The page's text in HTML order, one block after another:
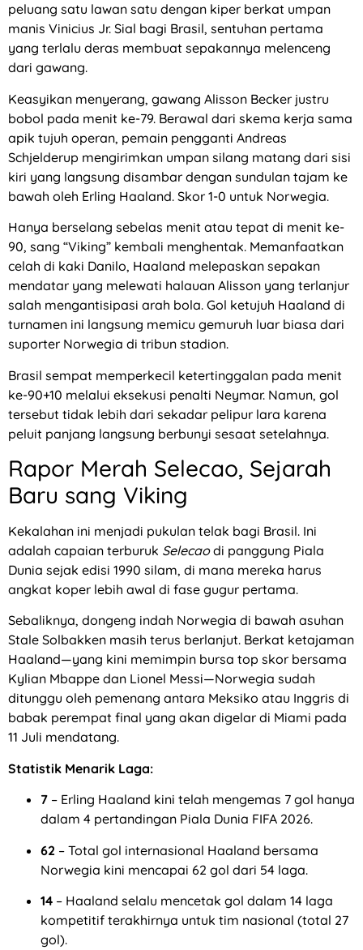
peluang satu lawan satu dengan kiper berkat umpan
manis Vinicius Jr. Sial bagi Brasil, sentuhan pertama
yang terlalu deras membuat sepakannya melenceng
dari gawang.
Keasyikan menyerang, gawang Alisson Becker justru
bobol pada menit ke-79. Berawal dari skema kerja sama
apik tujuh operan, pemain pengganti Andreas
Schjelderup mengirimkan umpan silang matang dari sisi
kiri yang langsung disambar dengan sundulan tajam ke
bawah oleh Erling Haaland. Skor 1-0 untuk Norwegia.
Hanya berselang sebelas menit atau tepat di menit ke-
90, sang “Viking” kembali menghentak. Memanfaatkan
celah di kaki Danilo, Haaland melepaskan sepakan
mendatar yang melewati halauan Alisson yang terlanjur
salah mengantisipasi arah bola. Gol ketujuh Haaland di
turnamen ini langsung memicu gemuruh luar biasa dari
suporter Norwegia di tribun stadion.
Brasil sempat memperkecil ketertinggalan pada menit
ke-90+10 melalui eksekusi penalti Neymar. Namun, gol
tersebut tidak lebih dari sekadar pelipur lara karena
peluit panjang langsung berbunyi sesaat setelahnya.
Rapor Merah Selecao, Sejarah
Baru sang Viking
Kekalahan ini menjadi pukulan telak bagi Brasil. Ini
adalah capaian terburuk Selecaodi panggung Piala
Dunia sejak edisi 1990 silam, di mana mereka harus
angkat koper lebih awal di fase gugur pertama.
Sebaliknya, dongeng indah Norwegia di bawah asuhan
Stale Solbakken masih terus berlanjut. Berkat ketajaman
Haaland—yang kini memimpin bursa top skor bersama
Kylian Mbappe dan Lionel Messi—Norwegia sudah
ditunggu oleh pemenang antara Meksiko atau Inggris di
babak perempat final yang akan digelar di Miami pada
11 Juli mendatang.
Statistik Menarik Laga:
7 – Erling Haaland kini telah mengemas 7 gol hanya
dalam 4 pertandingan Piala Dunia FIFA 2026.
62 – Total gol internasional Haaland bersama
Norwegia kini mencapai 62 gol dari 54 laga.
14 – Haaland selalu mencetak gol dalam 14 laga
kompetitif terakhirnya untuk tim nasional (total 27
gol).